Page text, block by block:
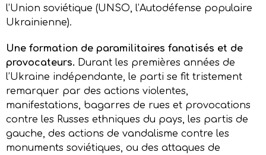
l’Union soviétique (UNSO, l’Autodéfense populaire
Ukrainienne).
Une formation de paramilitaires fanatisés et de
provocateurs. Durant les premières années de
l’Ukraine indépendante, le parti se fit tristement
remarquer par des actions violentes,
manifestations, bagarres de rues et provocations
contre les Russes ethniques du pays, les partis de
gauche, des actions de vandalisme contre les
monuments soviétiques, ou des attaques de